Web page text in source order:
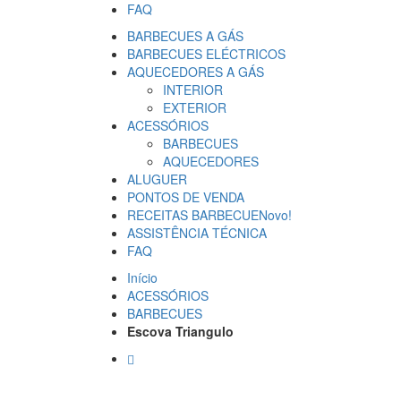
FAQ
BARBECUES A GÁS
BARBECUES ELÉCTRICOS
AQUECEDORES A GÁS
INTERIOR
EXTERIOR
ACESSÓRIOS
BARBECUES
AQUECEDORES
ALUGUER
PONTOS DE VENDA
RECEITAS BARBECUENovo!
ASSISTÊNCIA TÉCNICA
FAQ
Início
ACESSÓRIOS
BARBECUES
Escova Triangulo